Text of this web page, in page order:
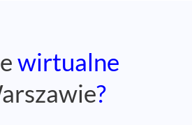
wirtualne
?